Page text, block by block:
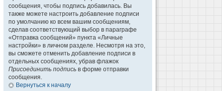
сообщения, чтобы подпись добавилась. Вы
также можете настроить добавление подписи
по умолчанию ко всем вашим сообщениям,
сделав соответствующий выбор в параграфе
«Отправка сообщений» пункта «Личные
настройки» в личном разделе. Несмотря на это,
вы сможете отменить добавление подписи в
отдельных сообщениях, убрав флажок
Присоединить подпись в форме отправки
сообщения.
Вернуться к началу